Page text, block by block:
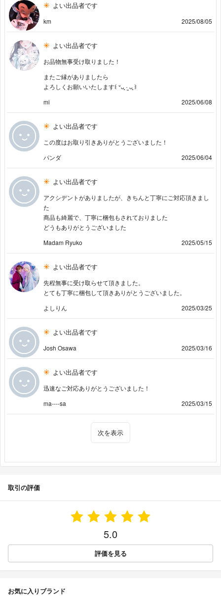
よい出品者です
km 2025/08/05
よい出品者です
お品物無事受け取りました！
またご縁がありましたら
よろしくお願いいたします꒰ ᐡᴗ͈ ·̫ ᴗ͈ ꒱
mi
2025/06/08
よい出品者です
この度はお取り引きありがとうございました！
パンダ
2025/06/04
よい出品者です
アクシデントがありましたが、きちんと丁寧にご対応頂きまし
た
商品も綺麗で、丁寧に梱包もされておりました
どうもありがとうございました
Madam Ryuko
2025/05/15
よい出品者です
先程無事に受け取らせて頂きました。
とても丁寧に梱包して頂きありがとうございました。
よしりん
2025/03/25
よい出品者です
Josh Osawa 2025/03/16
よい出品者です
迅速なご対応ありがとうございました！
ma----sa
2025/03/15
次を表示
取引の評価
5.0
評価を見る
お気に入りブランド